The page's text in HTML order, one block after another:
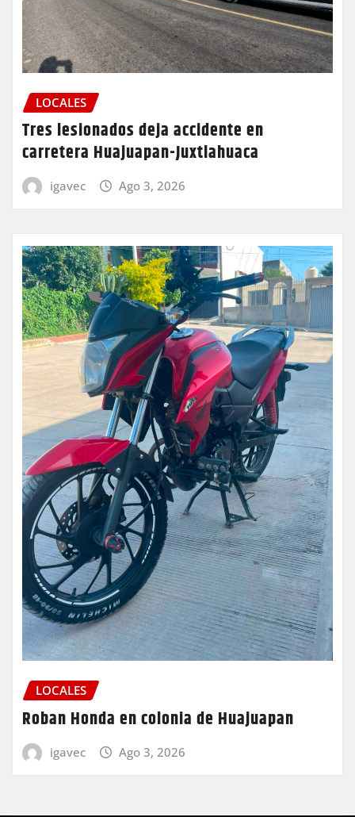
LOCALES
Tres lesionados deja accidente en
carretera Huajuapan-Juxtlahuaca
igavec Ago 3, 2026
LOCALES
Roban Honda en colonia de Huajuapan
igavec Ago 3, 2026